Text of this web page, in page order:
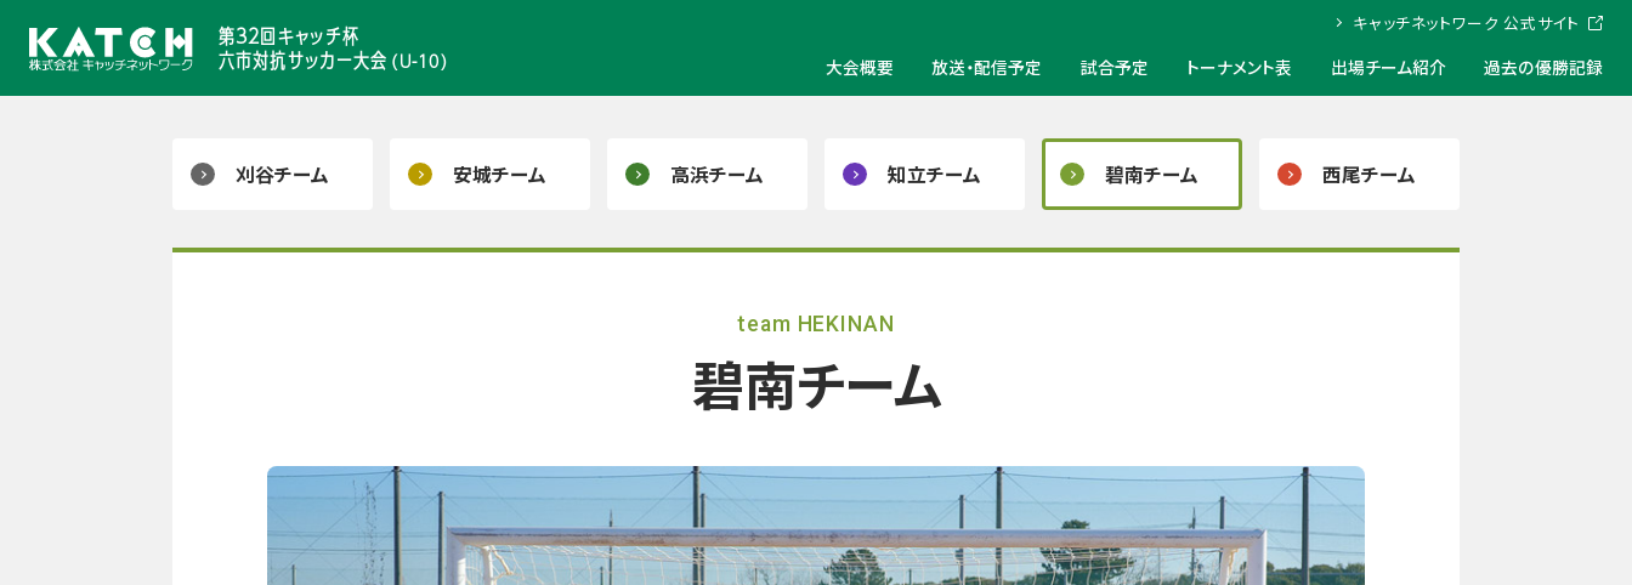
第32回キャッチ杯
六市対抗サッカー大会 （U-10）
キャッチネットワーク 公式サイト
大会概要 放送・配信予定 試合予定 トーナメント表 出場チーム紹介 過去の優勝記録
刈谷チーム 安城チーム 高浜チーム 知立チーム 碧南チーム 西尾チーム
team HEKINAN
碧南チーム